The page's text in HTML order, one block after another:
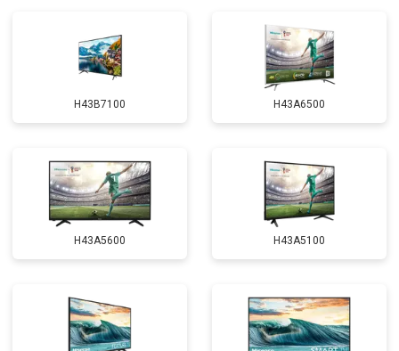
H43B7100 H43A6500
H43A5600 H43A5100